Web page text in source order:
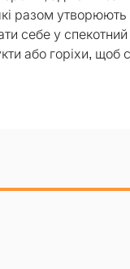
разом утворюють
себе у
або горіхи, щоб